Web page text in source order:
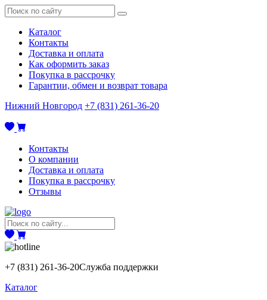
Каталог
Контакты
Доставка и оплата
Как оформить заказ
Покупка в рассрочку
Гарантии, обмен и возврат товара
Нижний Новгород +7 (831) 261-36-20
Контакты
О компании
Доставка и оплата
Покупка в рассрочку
Отзывы
+7 (831) 261-36-20Служба поддержки
Каталог